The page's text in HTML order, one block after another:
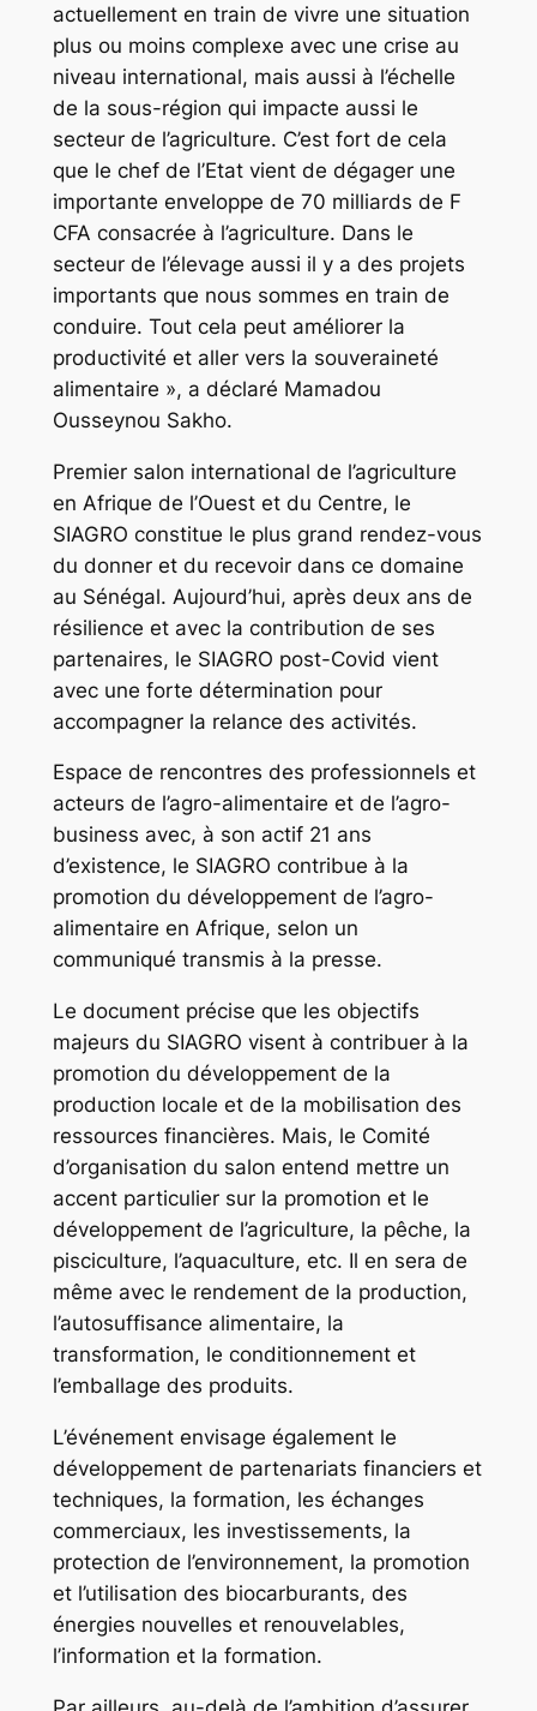
actuellement en train de vivre une situation
plus ou moins complexe avec une crise au
niveau international, mais aussi à l’échelle
de la sous-région qui impacte aussi le
secteur de l’agriculture. C’est fort de cela
que le chef de l’Etat vient de dégager une
importante enveloppe de 70 milliards de F
CFA consacrée à l’agriculture. Dans le
secteur de l’élevage aussi il y a des projets
importants que nous sommes en train de
conduire. Tout cela peut améliorer la
productivité et aller vers la souveraineté
alimentaire », a déclaré Mamadou
Ousseynou Sakho.
Premier salon international de l’agriculture
en Afrique de l’Ouest et du Centre, le
SIAGRO constitue le plus grand rendez-vous
du donner et du recevoir dans ce domaine
au Sénégal. Aujourd’hui, après deux ans de
résilience et avec la contribution de ses
partenaires, le SIAGRO post-Covid vient
avec une forte détermination pour
accompagner la relance des activités.
Espace de rencontres des professionnels et
acteurs de l’agro-alimentaire et de l’agro-
business avec, à son actif 21 ans
d’existence, le SIAGRO contribue à la
promotion du développement de l’agro-
alimentaire en Afrique, selon un
communiqué transmis à la presse.
Le document précise que les objectifs
majeurs du SIAGRO visent à contribuer à la
promotion du développement de la
production locale et de la mobilisation des
ressources financières. Mais, le Comité
d’organisation du salon entend mettre un
accent particulier sur la promotion et le
développement de l’agriculture, la pêche, la
pisciculture, l’aquaculture, etc. Il en sera de
même avec le rendement de la production,
l’autosuffisance alimentaire, la
transformation, le conditionnement et
l’emballage des produits.
L’événement envisage également le
développement de partenariats financiers et
techniques, la formation, les échanges
commerciaux, les investissements, la
protection de l’environnement, la promotion
et l’utilisation des biocarburants, des
énergies nouvelles et renouvelables,
l’information et la formation.